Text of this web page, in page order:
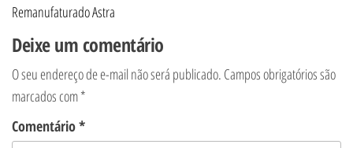
Remanufaturado Astra
Deixe um comentário
O seu endereço de e-mail não será publicado. Campos obrigatórios são
marcados com*
Comentário*